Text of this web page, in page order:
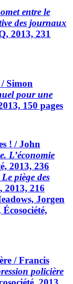
entre le
des journaux
2013, 231
/ Simon
pour une
150 pages
! /John
L’économie
2013, 236
piège des
2013, 216
Jorgen
Écosociété,
/Francis
policière